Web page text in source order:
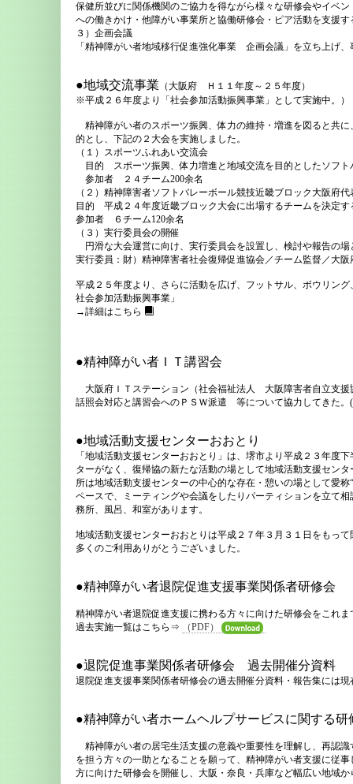
保健所並びに関係機関のご協力を得ながら様々な研修会やイベ
への働きかけ・他障がい事業所と協働研修会・ピア活動を支援
３）企画会議
「精神障がい者地域移行促進強化事業 企画会議」を立ち上げ
●地域交流事業 （大阪府 Ｈ１１年度～２５年度）
※平成２６年度より「社会参加活動振興事業」として実施中。）
精神障がい者のスポーツ振興、体力の維持・増進を図ると共
的とし、下記の２大会を実施しました。
（１）スポーツふれあい交流会
目的 スポーツ振興、体力増進と地域交流を目的としたソフト
参加者 ２４チーム200余名
（２）精神障害者ソフトバレーボール競技近畿ブロック大阪府代
目的 平成２４年度近畿ブロック大会に出場するチームを決定す
参加者 ６チーム120余名
（３）実行委員会の開催
円滑な大会運営に向け、実行委員会を設置し、検討や報告の場
実行委員：財）精神障害者社会復帰促進協会／チーム監督／大
平成２５年度より、さらに活動を広げ、フットサル、ボウリン
社会参加活動振興事業」
→詳細はこちら
●精神障がい者ＩＴ講習会
大阪府ＩＴステーション（社会福祉法人 大阪障害者自立支援
話照会対応と講習会へのＰＳＷ派遣 等について協力してきた
●地域活動支援センターおおとり
「地域活動支援センターおおとり」は、堺市より平成２３年度
ターがなく、復帰協の新たな活動の場として地域活動支援セン
所は地域活動支援センターの中心的な存在・憩いの場として愛
ペースで、ミーティングや会議をしたりパーティションを立て
務所、風呂、和室があります。
地域活動支援センターおおとりは平成２７年３月３１日をもって
多くのご利用ありがとうございました。
●精神障がい者退院促進支援事業関係者研修会
精神障がい者退院促進支援に携わる方々に向けた研修会をこれ
過去実施一覧はこちら⇒
（PDF）
●退院促進事業関係者研修会 過去開催分資料
退院促進支援事業関係者研修会の過去開催分資料・報告集には
●精神障がい者ホームヘルプサービスに関する研
精神障がい者の居宅生活支援の意義や重要性を理解し、再認
を担う方々の一助となることを願って、精神障がい者支援に従
方に向けた研修会を開催し、大阪・奈良・兵庫など幅広い地域